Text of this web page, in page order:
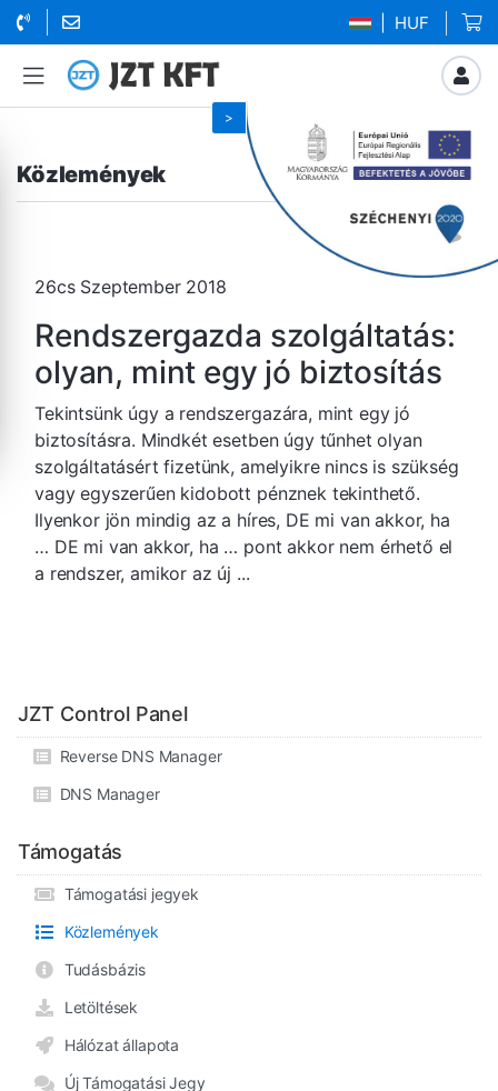
| HUF
Közlemények
26cs Szeptember 2018
Rendszergazda szolgáltatás:
olyan, mint egy jó biztosítás
Tekintsünk úgy a rendszergazára, mint egy jó
biztosításra. Mindkét esetben úgy tűnhet olyan
szolgáltatásért fizetünk, amelyikre nincs is szükség
vagy egyszerűen kidobott pénznek tekinthető.
Ilyenkor jön mindig az a híres, DE mi van akkor, ha
… DE mi van akkor, ha … pont akkor nem érhető el
a rendszer, amikor az új ...
JZT Control Panel
Reverse DNS Manager
DNS Manager
Támogatás
Támogatási jegyek
Közlemények
Tudásbázis
Letöltések
Hálózat állapota
Új Támogatási Jegy